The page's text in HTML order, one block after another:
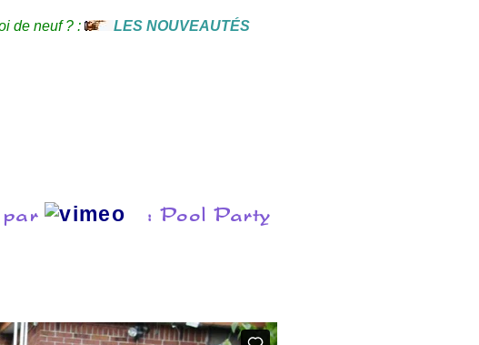
de neuf ? : LES NOUVEAUTÉS
par
: Pool Party